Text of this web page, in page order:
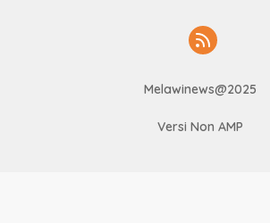
Melawinews@2025
Versi Non AMP